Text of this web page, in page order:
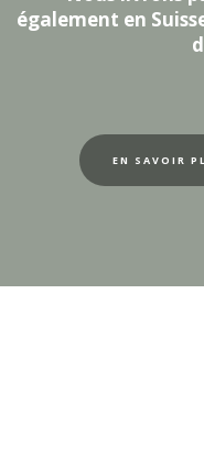
également en
EN SAVOIR